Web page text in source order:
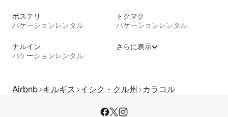
ボステリ
バケーションレンタル
トクマク
バケーションレンタル
ナルイン
バケーションレンタル
さらに表示
Airbnb キルギス イシク・クル州 カラコル